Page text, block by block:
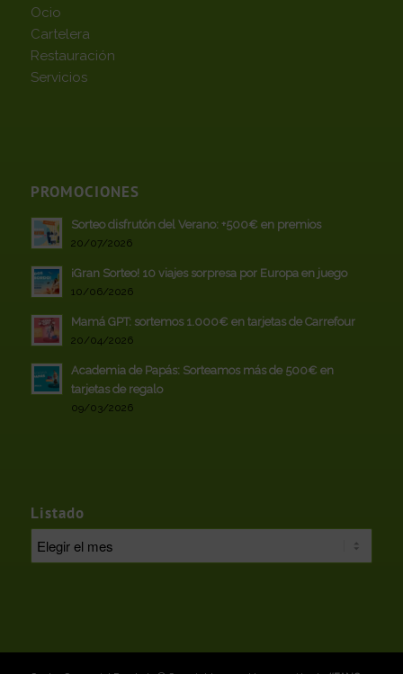
Ocio
Cartelera
Restauración
Servicios
PROMOCIONES
Sorteo disfrutón del Verano: +500€ en premios
20/07/2026
¡Gran Sorteo! 10 viajes sorpresa por Europa en juego
10/06/2026
Mamá GPT: sortemos 1.000€ en tarjetas de Carrefour
20/04/2026
Academia de Papás: Sorteamos más de 500€ en
tarjetas de regalo
09/03/2026
Listado